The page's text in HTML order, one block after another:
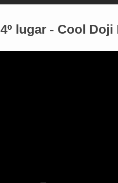
4º lugar - Cool Doji